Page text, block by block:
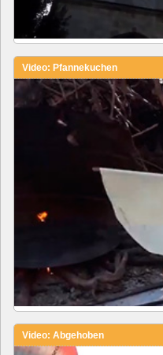
Video: Pfannekuchen
Video: Abgehoben